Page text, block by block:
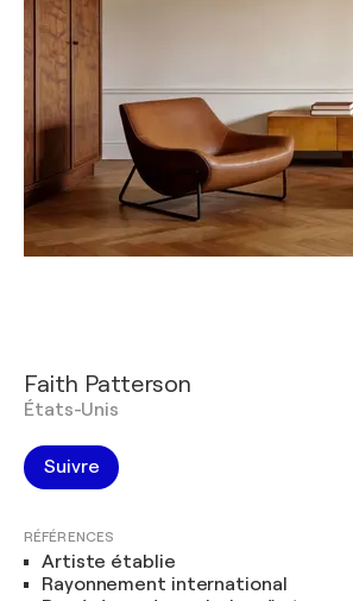
Faith Patterson
États-Unis
Suivre
RÉFÉRENCES
Artiste établie
Rayonnement international